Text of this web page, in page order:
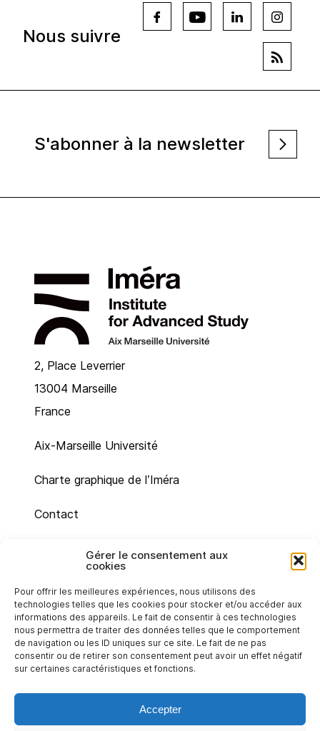
Gérer le consentement aux
cookies
Pour offrir les meilleures expériences, nous utilisons des
technologies telles que les cookies pour stocker et/ou accéder aux
informations des appareils. Le fait de consentir à ces technologies
nous permettra de traiter des données telles que le comportement
de navigation ou les ID uniques sur ce site. Le fait de ne pas
consentir ou de retirer son consentement peut avoir un effet négatif
sur certaines caractéristiques et fonctions.
Accepter
Nous suivre
S'abonner à la newsletter
2, Place Leverrier
13004 Marseille
France
Aix-Marseille Université
Charte graphique de l’Iméra
Contact
Plan du site
Politique de cookies (UE)
Déclaration de confidentialité (UE)